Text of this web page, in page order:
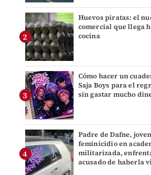
Huevos piratas: el
comercial que llega
cocina
Cómo hacer un
Saja Boys para el
sin gastar mucho
Padre de Dafne,
feminicidio en
militarizada,
acusado de haberla